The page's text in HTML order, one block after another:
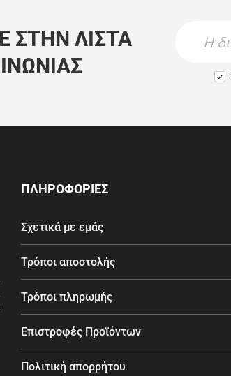
ΣΤΗΝ ΛΊΣΤΑ

ΠΛΗΡΟΦΟΡΙΕΣ
Σχετικά με εμάς
Τρόποι αποστολής
Τρόποι πληρωμής
Επιστροφές Προϊόντων
Πολιτική απορρήτου